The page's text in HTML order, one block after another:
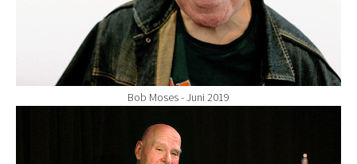
Bob Moses - Juni 2019